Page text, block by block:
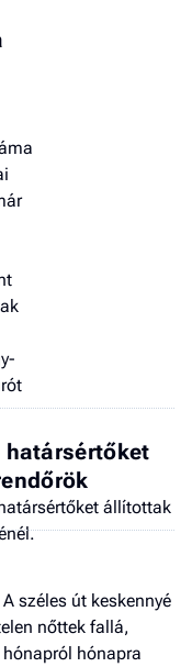
határsértőket
állítottak
széles út keskennyé
nőttek fallá,
hónapra